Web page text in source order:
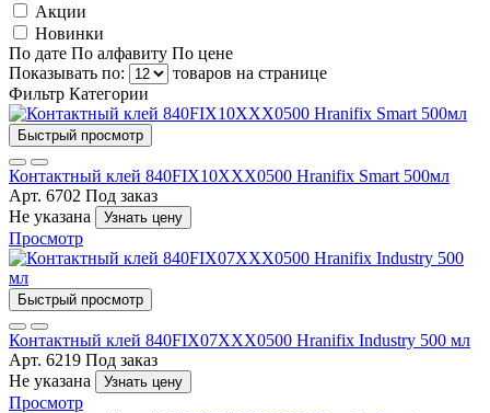
Акции
Новинки
По дате По алфавиту По цене
Показывать по:
товаров на странице
Фильтр Категории
Быстрый просмотр
Контактный клей 840FIX10XXX0500 Hranifix Smart 500мл
Арт. 6702 Под заказ
Не указана
Узнать цену
Просмотр
Быстрый просмотр
Контактный клей 840FIX07XXX0500 Hranifix Industry 500 мл
Арт. 6219 Под заказ
Не указана
Узнать цену
Просмотр